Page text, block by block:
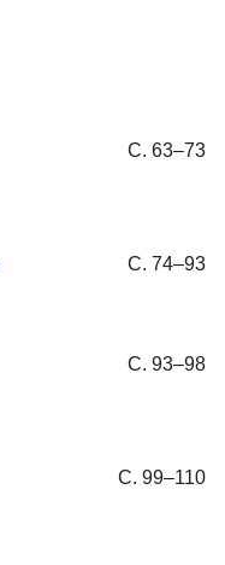
С. 63–73
С. 74–93
С. 93–98
С. 99–110